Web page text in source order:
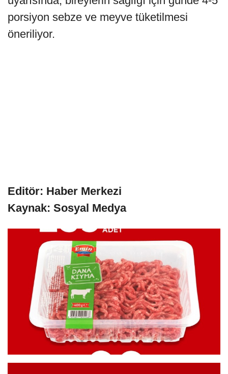
porsiyon sebze ve meyve tüketilmesi
öneriliyor.
Editör: Haber Merkezi
Kaynak: Sosyal Medya